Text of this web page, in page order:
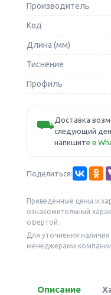
Производитель
Код
Длина (мм)
Тиснение
Профиль
⛟Доставка
следующий
напишите в
Поделиться:
Приведённые цены и
ознакомительный
офертой.
Для уточнения
менеджерами
Описание